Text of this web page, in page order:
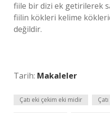
fiile bir dizi ek getirilerek
fiilin kökleri kelime
değildir.
Tarih: Makaleler
Çatı eki çekim eki midir